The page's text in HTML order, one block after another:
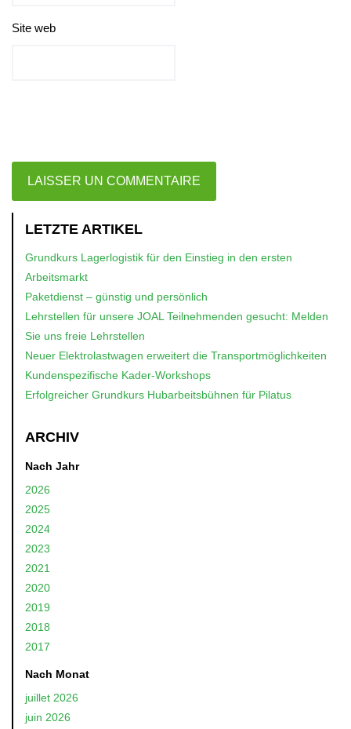
Site web
LETZTE ARTIKEL
Grundkurs Lagerlogistik für den Einstieg in den ersten
Arbeitsmarkt
Paketdienst – günstig und persönlich
Lehrstellen für unsere JOAL Teilnehmenden gesucht: Melden
Sie uns freie Lehrstellen
Neuer Elektrolastwagen erweitert die Transportmöglichkeiten
Kundenspezifische Kader-Workshops
Erfolgreicher Grundkurs Hubarbeitsbühnen für Pilatus
ARCHIV
Nach Jahr
2026
2025
2024
2023
2021
2020
2019
2018
2017
Nach Monat
juillet 2026
juin 2026